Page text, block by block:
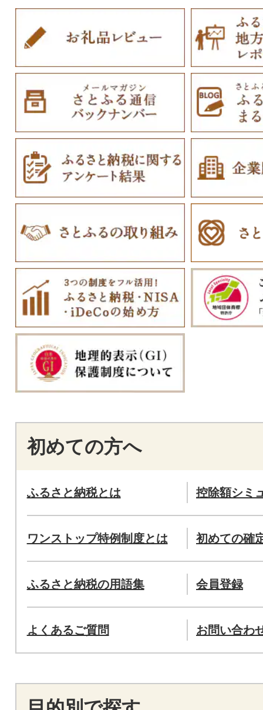
初めての方へ
ふるさと納税とは 控除額シミ
ワンストップ特例制度とは 初めての確
ふるさと納税の用語集 会員登録
よくあるご質問 お問い合わ